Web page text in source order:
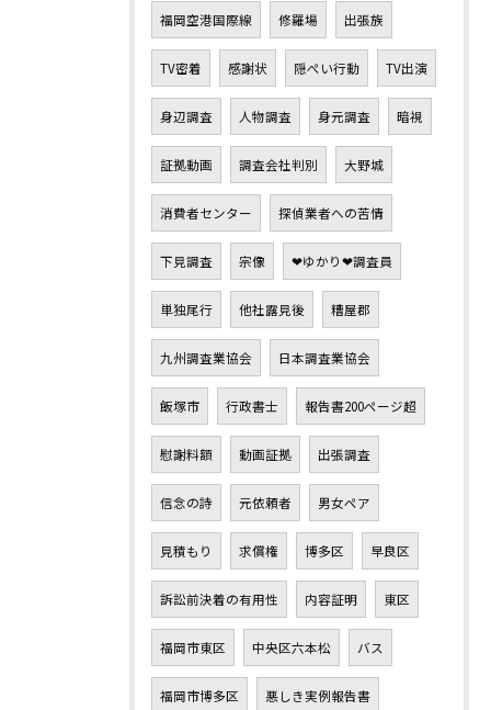
福岡空港国際線 修羅場 出張族
TV密着 感謝状 隠ぺい行動 TV出演
身辺調査 人物調査 身元調査 暗視
証拠動画 調査会社判別 大野城
消費者センター 探偵業者への苦情
下見調査 宗像 ❤ゆかり❤調査員
単独尾行 他社露見後 糟屋郡
九州調査業協会 日本調査業協会
飯塚市 行政書士 報告書200ページ超
慰謝料額 動画証拠 出張調査
信念の詩 元依頼者 男女ペア
見積もり 求償権 博多区 早良区
訴訟前決着の有用性 内容証明 東区
福岡市東区 中央区六本松 バス
福岡市博多区 悪しき実例報告書